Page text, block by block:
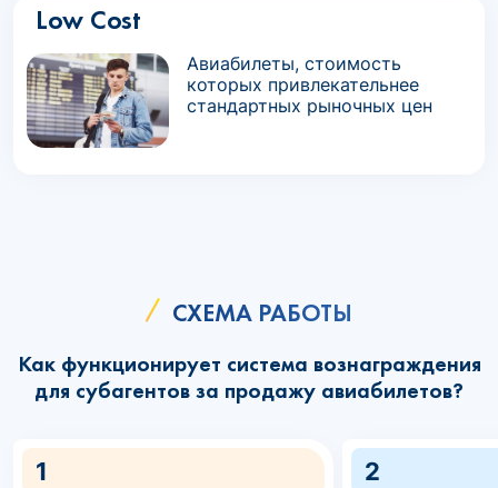
Low Cost
Авиабилеты, стоимость
которых привлекательнее
стандартных рыночных цен
СХЕМА РАБОТЫ
Как функционирует система вознаграждения
для субагентов за продажу авиабилетов?
1 2